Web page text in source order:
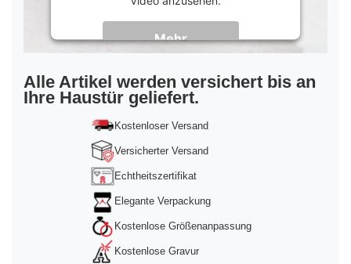
Mehr
Informationen
Akzeptieren
powered byUsercentrics Consent
Management Platform&Trusted Shops
Alle Artikel werden versichert bis an
Ihre Haustür geliefert.
Kostenloser Versand
Versicherter Versand
Echtheitszertifikat
Elegante Verpackung
Kostenlose Größenanpassung
Kostenlose Gravur